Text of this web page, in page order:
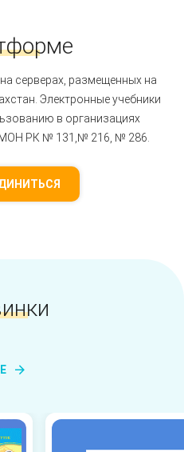
серверах, размещенных на
Электронные учебники
в организациях
РК № 131,№ 216, № 286.